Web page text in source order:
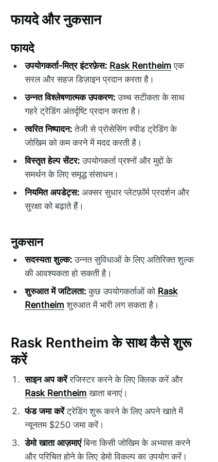
फायदे और नुकसान
फायदे
उपयोगकर्ता-मित्र इंटरफ़ेस: Rask Rentheim एक
सरल और सहज डिज़ाइन प्रदान करता है।
उन्नत विश्लेषणात्मक उपकरण:उच्च सटीकता के साथ
गहरे ट्रेडिंग अंतर्दृष्टि प्रदान करता है।
त्वरित निष्पादन:तेजी से प्रोसेसिंग स्पीड ट्रेडिंग के
जोखिम को कम करने में मदद करती है।
विस्तृत हेल्प सेंटर:उपयोगकर्ता प्रश्नों और मुद्दों के
समर्थन के लिए समृद्ध संसाधन।
नियमित अपडेट्स: अक्सर सुधार प्लेटफ़ॉर्म प्रदर्शन और
सुरक्षा को बढ़ाते हैं।
नुकसान
सदस्यता शुल्क:उन्नत सुविधाओं के लिए अतिरिक्त शुल्क
की आवश्यकता हो सकती है।
शुरुआत में जटिलता:कुछ उपयोगकर्ताओं को Rask
Rentheim शुरुआत में भारी लग सकता है।
Rask Rentheim के साथ कैसे शुरू
करें
साइन अप करेंरजिस्टर करने के लिए क्लिक करें और
Rask Rentheim खाता बनाएं।
फंड जमा करेंट्रेडिंग शुरू करने के लिए अपने खाते में
न्यूनतम $250 जमा करें।
डेमो खाता आज़माएंबिना किसी जोखिम के अभ्यास करने
और परिचित होने के लिए डेमो विकल्प का उपयोग करें।